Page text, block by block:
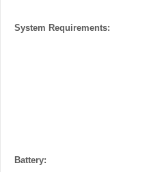
System Requirements:
Battery: